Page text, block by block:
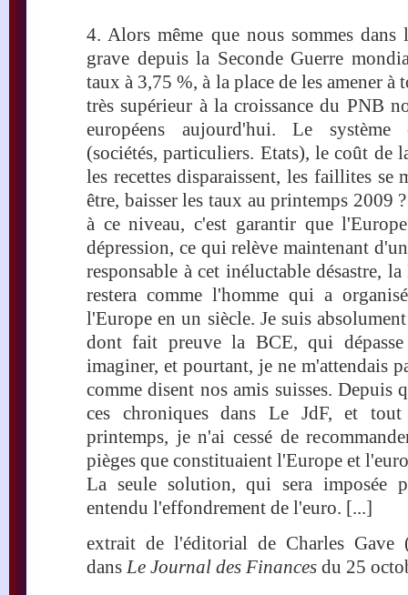
4. Alors même que nous sommes
grave depuis la Seconde Guerre
taux à 3,75 %, à la place de les amener à
très supérieur à la croissance du PNB
européens aujourd'hui. Le système
(sociétés, particuliers. Etats), le coût de
les recettes disparaissent, les faillites
être, baisser les taux au printemps 2009
à ce niveau, c'est garantir que
dépression, ce qui relève maintenant
responsable à cet inéluctable désastre,
restera comme l'homme qui a
l'Europe en un siècle. Je suis
dont fait preuve la BCE, qui
imaginer, et pourtant, je ne m'attendais
comme disent nos amis suisses. Depuis
ces chroniques dans Le JdF, et tout
printemps, je n'ai cessé de
pièges que constituaient l'Europe et
La seule solution, qui sera imposée
entendu l'effondrement de l'euro. [...]
extrait de l'éditorial de Charles Gave
dans Le Journal des Finances du 25